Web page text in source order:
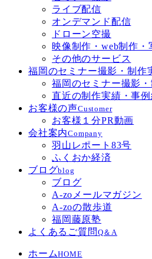
ライブ配信
オンデマンド配信
ドローン空撮
映像制作・web制作・
その他のサービス
福岡のセミナー撮影・制作
福岡のセミナー撮影
直近の制作実績・事例
お客様の声Customer
お客様１分PR動画
会社案内Company
羽山レポート83号
ふくおか経済
ブログblog
ブログ
A-zoメールマガジン
A-zoの散歩道
福岡藤原塾
よくあるご質問 Q＆A
ホームHOME